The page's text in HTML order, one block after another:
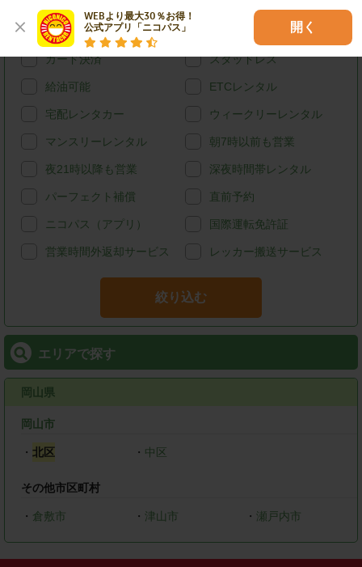
WEBより最大30％お得！
公式アプリ「ニコパス」
開く
ハイブリッド
カード決済 スタッドレス
給油可能 ETCレンタル
宅配レンタカー ウィークリーレンタル
マンスリーレンタル 朝7時以前も営業
夜21時以降も営業 深夜時間帯レンタル
パーフェクト補償 直前予約
ニコパス（アプリ） 国際運転免許証
営業時間外返却サービス レッカー搬送サービス
絞り込む
エリアで探す
岡山県
岡山市
・ 北区 ・ 中区
その他市区町村
・ 倉敷市 ・ 津山市 ・瀬戸内市